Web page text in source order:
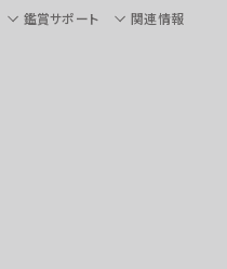
鑑賞サポート 関連情報